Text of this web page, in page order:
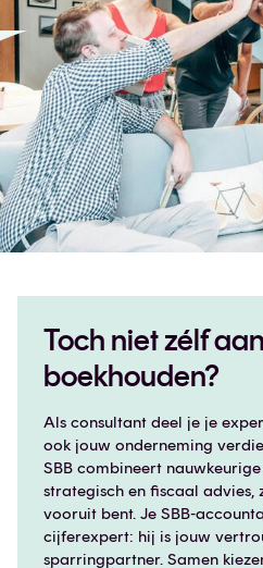
Toch niet zélf
boekhouden?
Als consultant deel je je
ook jouw onderneming
SBB combineert
strategisch en fiscaal
vooruit bent. Je SBB-
cijferexpert: hij is jouw
sparringpartner. Samen